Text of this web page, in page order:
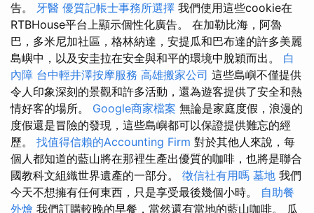
告。 牙醫 優質記帳士事務所選擇 我們使用這些cookie在
RTBHouse平台上顯示個性化廣告。 在加勒比海，阿魯
巴，多米尼加社區，格林納達，安提瓜和巴布達的許多美麗
島嶼中，以及安圭拉在安全與和平的環境中脫穎而出。 白
內障 台中輕井澤按摩服務 高雄搬家公司 這些島嶼不僅提供
令人印象深刻的景觀和許多活動，還為遊客提供了安全和熱
情好客的場所。 Google商家檔案 無論是家庭度假，浪漫的
度假還是冒險的發現，這些島嶼都可以保證提供難忘的經
歷。 找值得信賴的Accounting Firm 對於其他人來說，每
個人都知道的藍山將在那裡生產出優質的咖啡，也將是聯合
國教科文組織世界遺產的一部分。 徵信社有用嗎 墓地 我們
今天不想擁有任何東西，只是享受最後幾個小時。 自助餐
外燴 我們訂購較晚的早餐，當然還有當地的藍山咖啡。 瓜